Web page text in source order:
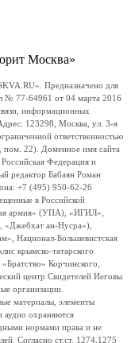
Москва»
Предназначено для
№ 77-64961 от 04 марта 2016
информационных
123298, Москва, ул. 3-я
ответственностью
22). Доменное имя сайта
Федерация и
редактор Бабаян Роман
+7 (495) 950-62-26
в Российской
армия» (УПА), «ИГИЛ»,
ан-Нусра»),
Национал-Большевистская
крымско-татарского
Корчинского,
центр Свидетелей Иеговы
организации.
материалы, элементы
аудио охраняются
нормами права и не
Согласно ст.ст. 1274,1275